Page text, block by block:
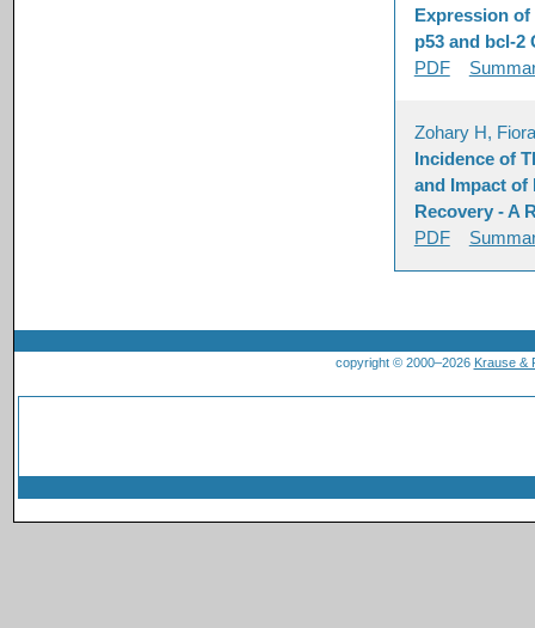
Expression of
p53 and bcl-2
PDF
Zohary H,
Incidence of
and Impact of
Recovery - A
PDF
copyright © 2000–2026 Krause &